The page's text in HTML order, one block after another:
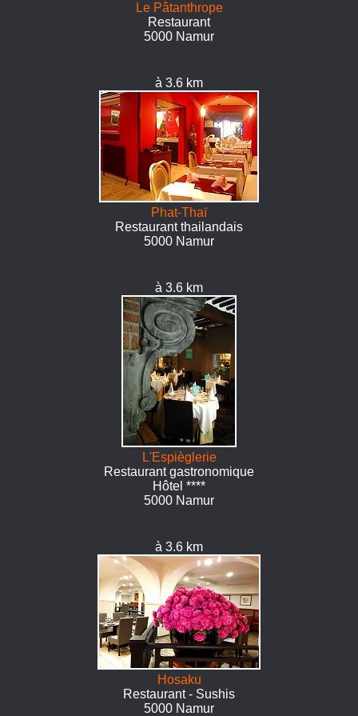
Le Pâtanthrope
Restaurant
5000 Namur
à 3.6 km
Phat-Thaï
Restaurant thailandais
5000 Namur
à 3.6 km
L'Espièglerie
Restaurant gastronomique
Hôtel ****
5000 Namur
à 3.6 km
Hosaku
Restaurant - Sushis
5000 Namur